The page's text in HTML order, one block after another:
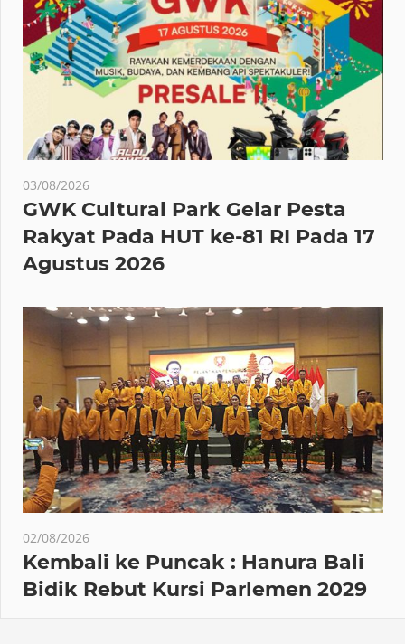
03/08/2026
GWK Cultural Park Gelar Pesta
Rakyat Pada HUT ke-81 RI Pada 17
Agustus 2026
02/08/2026
Kembali ke Puncak : Hanura Bali
Bidik Rebut Kursi Parlemen 2029